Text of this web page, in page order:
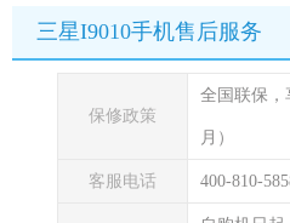
三星I9010手机售后服务
保修政策
全国联保，
月）
客服电话 400-810-